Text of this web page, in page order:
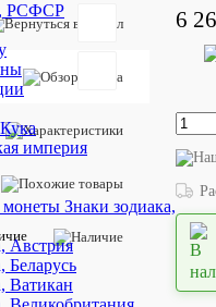
РСФСР
империя
Знаки зодиака,
Австрия
Беларусь
Ватикан
Добавить
отзыв
Артикул:
769
товара:
6